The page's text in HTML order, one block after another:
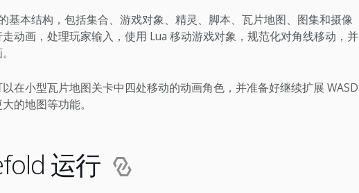
基本结构，包括集合、游戏对象、精灵、脚本、瓦片地图、图集和摄像
动画，处理玩家输入，使用 Lua 移动游戏对象，规范化对角线移动，并
在小型瓦片地图关卡中四处移动的动画角色，并准备好继续扩展 WASD
的地图等功能。
运行